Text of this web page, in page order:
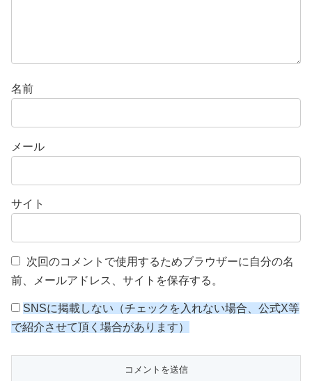
名前
メール
サイト
次回のコメントで使用するためブラウザーに自分の名
前、メールアドレス、サイトを保存する。
SNSに掲載しない（チェックを入れない場合、公式X等
で紹介させて頂く場合があります）